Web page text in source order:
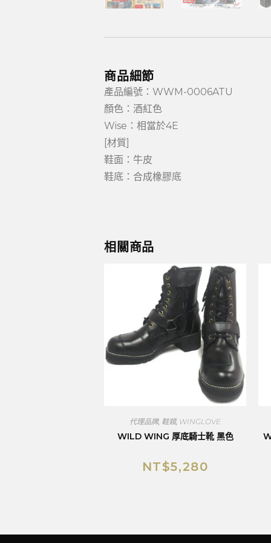
商品細節
產品編號：WWM-0006ATU
顏色：酒紅色
Wise：相當於4E
[材質]
鞋面：牛皮
鞋底：合成橡膠底
相關商品
代理品牌, 鞋類, WINGLOVE
WILD WING 厚底騎士靴 黑色
NT$5,280